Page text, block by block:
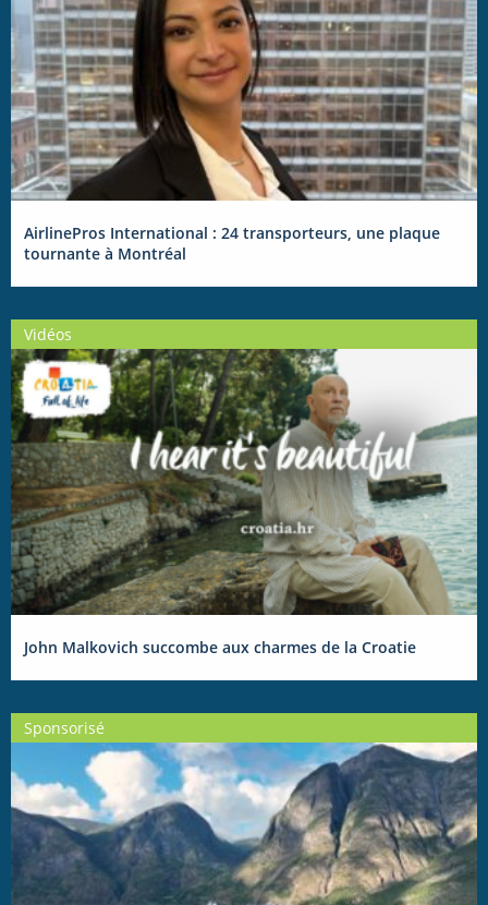
AirlinePros International : 24 transporteurs, une plaque
tournante à Montréal
Vidéos
John Malkovich succombe aux charmes de la Croatie
Sponsorisé